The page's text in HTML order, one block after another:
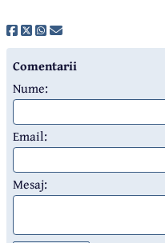
Comentarii
Nume:
Email:
Mesaj: